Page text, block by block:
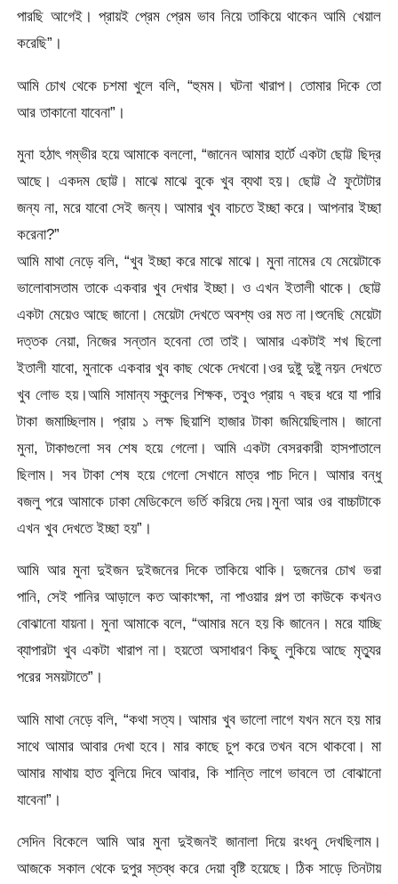
পারছি আগেই। প্রায়ই প্রেম প্রেম ভাব নিয়ে তাকিয়ে থাকেন আমি খেয়াল
করেছি”।
আমি চোখ থেকে চশমা খুলে বলি, “হুমম। ঘটনা খারাপ। তোমার দিকে তো
আর তাকানো যাবেনা”।
মুনা হঠাৎ গম্ভীর হয়ে আমাকে বললো, “জানেন আমার হার্টে একটা ছোট্ট ছিদ্র
আছে। একদম ছোট্ট। মাঝে মাঝে বুকে খুব ব্যথা হয়। ছোট্ট ঐ ফুটোটার
জন্য না, মরে যাবো সেই জন্য। আমার খুব বাচতে ইচ্ছা করে। আপনার ইচ্ছা
করেনা?”
আমি মাথা নেড়ে বলি, “খুব ইচ্ছা করে মাঝে মাঝে। মুনা নামের যে মেয়েটাকে
ভালোবাসতাম তাকে একবার খুব দেখার ইচ্ছা। ও এখন ইতালী থাকে। ছোট্ট
একটা মেয়েও আছে জানো। মেয়েটা দেখতে অবশ্য ওর মত না।শুনেছি মেয়েটা
দত্তক নেয়া, নিজের সন্তান হবেনা তো তাই। আমার একটাই শখ ছিলো
ইতালী যাবো, মুনাকে একবার খুব কাছ থেকে দেখবো।ওর দুষ্টু দুষ্টু নয়ন দেখতে
খুব লোভ হয়।আমি সামান্য স্কুলের শিক্ষক, তবুও প্রায় ৭ বছর ধরে যা পারি
টাকা জমাচ্ছিলাম। প্রায় ১ লক্ষ ছিয়াশি হাজার টাকা জমিয়েছিলাম। জানো
মুনা, টাকাগুলো সব শেষ হয়ে গেলো। আমি একটা বেসরকারী হাসপাতালে
ছিলাম। সব টাকা শেষ হয়ে গেলো সেখানে মাত্র পাচ দিনে। আমার বন্ধু
বজলু পরে আমাকে ঢাকা মেডিকেলে ভর্তি করিয়ে দেয়।মুনা আর ওর বাচ্চাটাকে
এখন খুব দেখতে ইচ্ছা হয়”।
আমি আর মুনা দুইজন দুইজনের দিকে তাকিয়ে থাকি। দুজনের চোখ ভরা
পানি, সেই পানির আড়ালে কত আকাংক্ষা, না পাওয়ার গল্প তা কাউকে কখনও
বোঝানো যায়না। মুনা আমাকে বলে, “আমার মনে হয় কি জানেন। মরে যাচ্ছি
ব্যাপারটা খুব একটা খারাপ না। হয়তো অসাধারণ কিছু লুকিয়ে আছে মৃত্যুর
পরের সময়টাতে”।
আমি মাথা নেড়ে বলি, “কথা সত্য। আমার খুব ভালো লাগে যখন মনে হয় মার
সাথে আমার আবার দেখা হবে। মার কাছে চুপ করে তখন বসে থাকবো। মা
আমার মাথায় হাত বুলিয়ে দিবে আবার, কি শান্তি লাগে ভাবলে তা বোঝানো
যাবেনা”।
সেদিন বিকেলে আমি আর মুনা দুইজনই জানালা দিয়ে রংধনু দেখছিলাম।
আজকে সকাল থেকে দুপুর স্তব্ধ করে দেয়া বৃষ্টি হয়েছে। ঠিক সাড়ে তিনটায়